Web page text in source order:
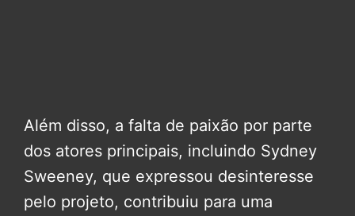
Além disso, a falta de paixão por parte
dos atores principais, incluindo Sydney
Sweeney, que expressou desinteresse
pelo projeto, contribuiu para uma